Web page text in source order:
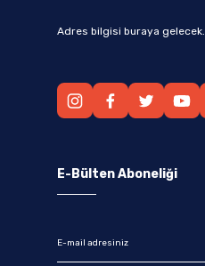
Adres bilgisi buraya gelecek.
E-Bülten Aboneliği